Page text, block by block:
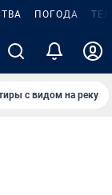
ПОГОДА
с видом на реку